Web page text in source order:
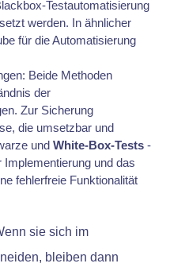
Testautomatisierung
werden. In ähnlicher
für die Automatisierung
Beide Methoden
der
Zur Sicherung
die umsetzbar und
und White-Box-Tests -
und das
fehlerfreie Funktionalität
sie sich im
bleiben dann